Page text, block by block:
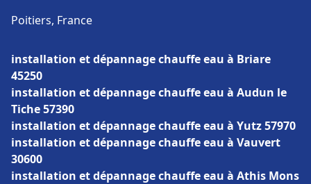
Poitiers, France
installation et dépannage chauffe eau à Briare
45250
installation et dépannage chauffe eau à Audun le
Tiche 57390
installation et dépannage chauffe eau à Yutz 57970
installation et dépannage chauffe eau à Vauvert
30600
installation et dépannage chauffe eau à Athis Mons